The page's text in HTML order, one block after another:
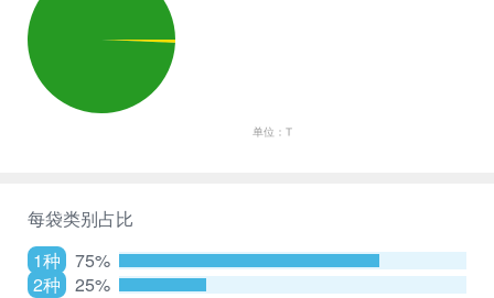
每袋类别占比
1种
75%
2种
25%